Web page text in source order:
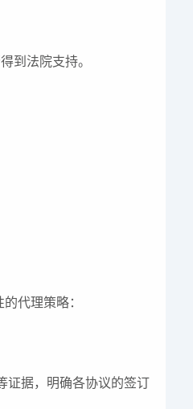
到法院支持。
代理策略：
证据，明确各协议的签订